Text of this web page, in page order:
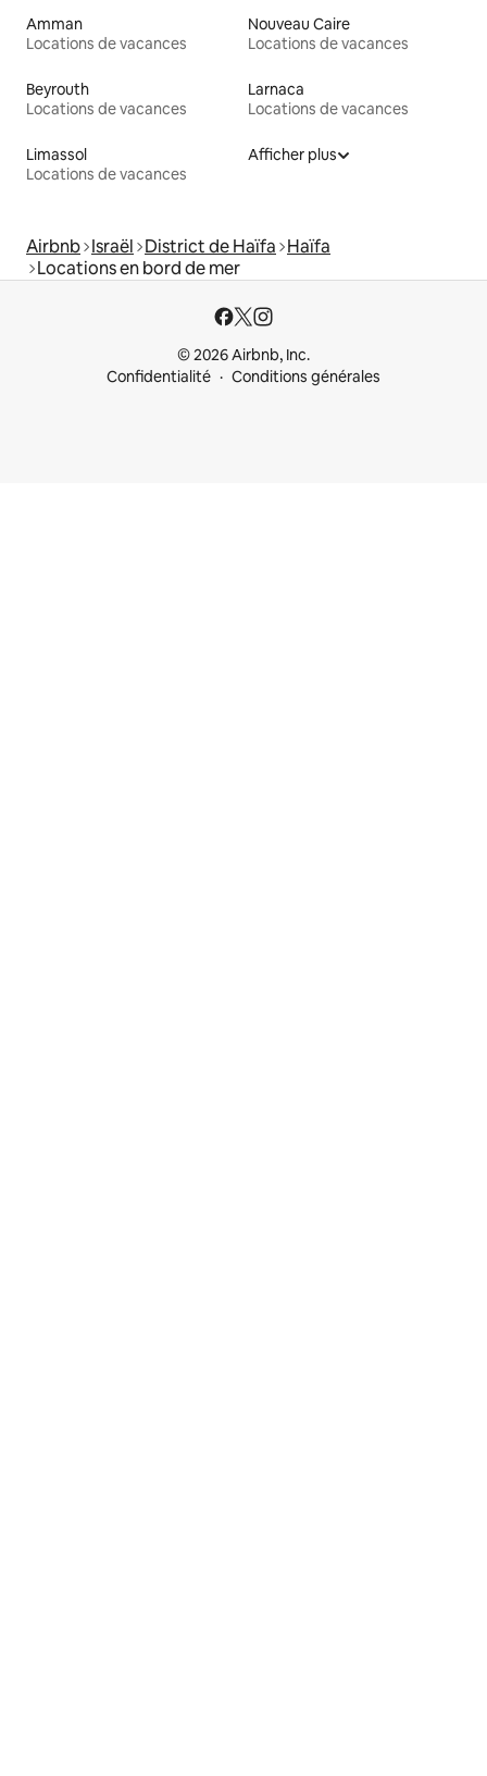
Amman
Locations de vacances
Nouveau Caire
Locations de vacances
Beyrouth
Locations de vacances
Larnaca
Locations de vacances
Limassol
Locations de vacances
Afficher plus
Airbnb Israël District de Haïfa Haïfa
Locations en bord de mer
© 2026 Airbnb, Inc.
Confidentialité
Conditions générales